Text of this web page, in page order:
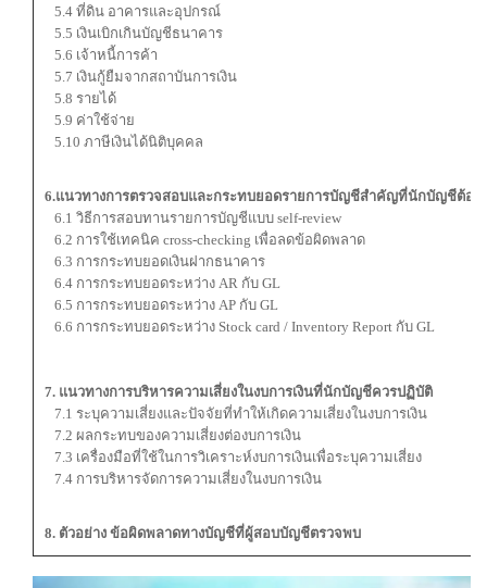
5.4 ที่ดิน อาคารและอุปกรณ์
5.5 เงินเบิกเกินบัญชีธนาคาร
5.6 เจ้าหนี้การค้า
5.7 เงินกู้ยืมจากสถาบันการเงิน
5.8 รายได้
5.9 ค่าใช้จ่าย
5.10 ภาษีเงินได้นิติบุคคล
6.แนวทางการตรวจสอบและกระทบยอดรายการบัญชีสำคัญที่นักบัญชีต้อง
6.1 วิธีการสอบทานรายการบัญชีแบบ self-review
6.2 การใช้เทคนิค cross-checking เพื่อลดข้อผิดพลาด
6.3 การกระทบยอดเงินฝากธนาคาร
6.4 การกระทบยอดระหว่าง AR กับ GL
6.5 การกระทบยอดระหว่าง AP กับ GL
6.6 การกระทบยอดระหว่าง Stock card / Inventory Report กับ GL
7. แนวทางการบริหารความเสี่ยงในงบการเงินที่นักบัญชีควรปฏิบัติ
7.1 ระบุความเสี่ยงและปัจจัยที่ทำให้เกิดความเสี่ยงในงบการเงิน
7.2 ผลกระทบของความเสี่ยงต่องบการเงิน
7.3 เครื่องมือที่ใช้ในการวิเคราะห์งบการเงินเพื่อระบุความเสี่ยง
7.4 การบริหารจัดการความเสี่ยงในงบการเงิน
8. ตัวอย่าง ข้อผิดพลาดทางบัญชีที่ผู้สอบบัญชีตรวจพบ